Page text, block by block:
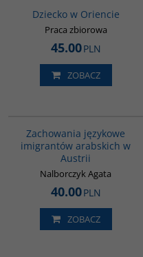
Dziecko w Oriencie
Praca zbiorowa
45.00PLN
ZOBACZ
Zachowania językowe
imigrantów arabskich w
Austrii
Nalborczyk Agata
40.00PLN
ZOBACZ